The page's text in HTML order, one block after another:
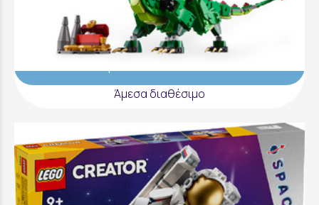
LEGO Creator Medieval Dragon - 31161
64,99 €
Άμεσα διαθέσιμο